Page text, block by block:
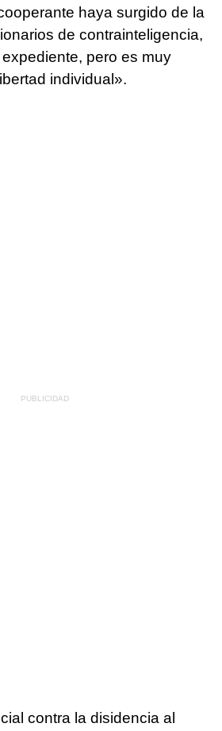
haya surgido de la
de contrainteligencia,
pero es muy
individual».
contra la disidencia al